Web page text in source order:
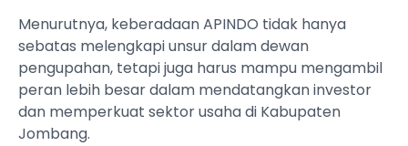
Menurutnya, keberadaan APINDO tidak hanya
sebatas melengkapi unsur dalam dewan
pengupahan, tetapi juga harus mampu mengambil
peran lebih besar dalam mendatangkan investor
dan memperkuat sektor usaha di Kabupaten
Jombang.